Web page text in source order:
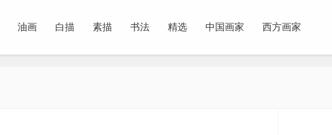
油画 白描 素描 书法 精选 中国画家 西方画家